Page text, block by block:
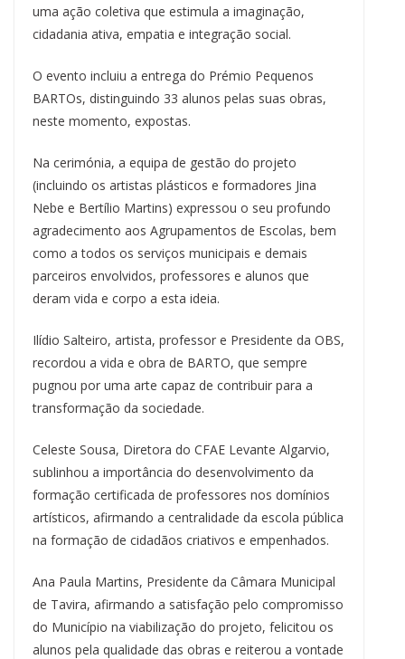
uma ação coletiva que estimula a imaginação,
cidadania ativa, empatia e integração social.
O evento incluiu a entrega do Prémio Pequenos
BARTOs, distinguindo 33 alunos pelas suas obras,
neste momento, expostas.
Na cerimónia, a equipa de gestão do projeto
(incluindo os artistas plásticos e formadores Jina
Nebe e Bertílio Martins) expressou o seu profundo
agradecimento aos Agrupamentos de Escolas, bem
como a todos os serviços municipais e demais
parceiros envolvidos, professores e alunos que
deram vida e corpo a esta ideia.
Ilídio Salteiro, artista, professor e Presidente da OBS,
recordou a vida e obra de BARTO, que sempre
pugnou por uma arte capaz de contribuir para a
transformação da sociedade.
Celeste Sousa, Diretora do CFAE Levante Algarvio,
sublinhou a importância do desenvolvimento da
formação certificada de professores nos domínios
artísticos, afirmando a centralidade da escola pública
na formação de cidadãos criativos e empenhados.
Ana Paula Martins, Presidente da Câmara Municipal
de Tavira, afirmando a satisfação pelo compromisso
do Município na viabilização do projeto, felicitou os
alunos pela qualidade das obras e reiterou a vontade